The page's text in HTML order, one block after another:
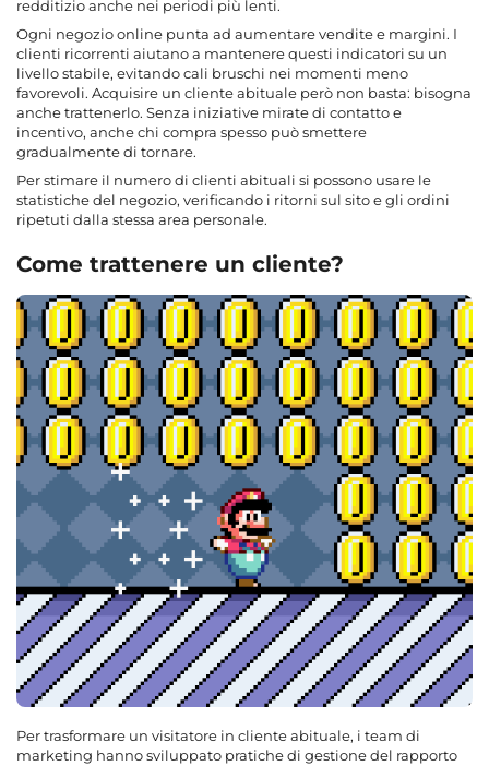
redditizio anche nei periodi più lenti.
Ogni negozio online punta ad aumentare vendite e margini. I
clienti ricorrenti aiutano a mantenere questi indicatori su un
livello stabile, evitando cali bruschi nei momenti meno
favorevoli. Acquisire un cliente abituale però non basta: bisogna
anche trattenerlo. Senza iniziative mirate di contatto e
incentivo, anche chi compra spesso può smettere
gradualmente di tornare.
Per stimare il numero di clienti abituali si possono usare le
statistiche del negozio, verificando i ritorni sul sito e gli ordini
ripetuti dalla stessa area personale.
Come trattenere un cliente?
Per trasformare un visitatore in cliente abituale, i team di
marketing hanno sviluppato pratiche di gestione del rapporto